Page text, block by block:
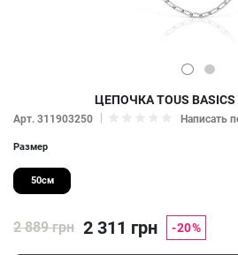
ЦЕПОЧКА TOUS BASICS
Арт. 311903250 Написать
Размер
50см
2 889 грн 2 311 грн -20%